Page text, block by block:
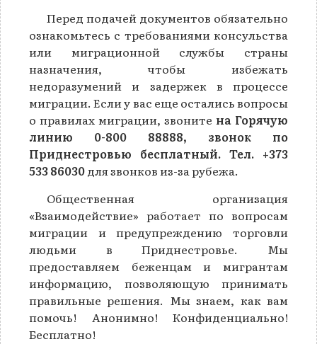
Перед подачей документов обязательно
ознакомьтесь с требованиями консульства
или миграционной службы страны
назначения, чтобы избежать
недоразумений и задержек в процессе
миграции. Если у вас еще остались вопросы
о правилах миграции, звоните на Горячую
линию 0-800 88888, звонок по
Приднестровью бесплатный. Тел. +373
533 86030для звонков из-за рубежа.
Общественная организация
«Взаимодействие» работает по вопросам
миграции и предупреждению торговли
людьми в Приднестровье. Мы
предоставляем беженцам и мигрантам
информацию, позволяющую принимать
правильные решения. Мы знаем, как вам
помочь! Анонимно! Конфиденциально!
Бесплатно!